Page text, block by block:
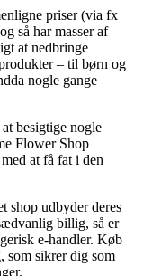
priser (via fx
så har masser af
at nedbringe
– til børn og
nogle gange
besigtige nogle
Flower Shop
at få fat i den
shop udbyder deres
billig, så er
e-handler. Køb
som sikrer dig som